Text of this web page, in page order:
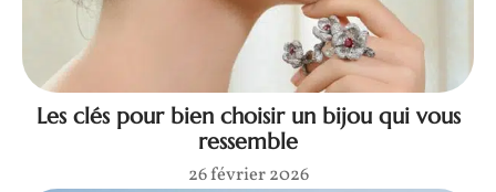
Les clés pour bien choisir un bijou qui vous
ressemble
26 février 2026